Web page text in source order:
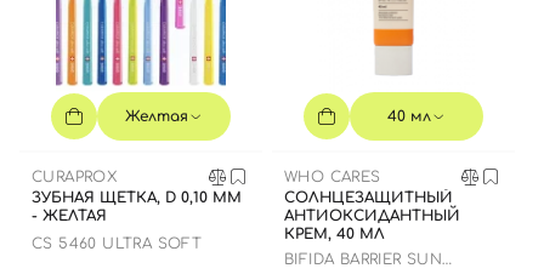
Желтая
CURAPROX
ЗУБНАЯ ЩЕТКА, D 0,10 ММ
- ЖЕЛТАЯ
CS 5460 ULTRA SOFT
40 мл
WHO CARES
СОЛНЦЕЗАЩИТНЫЙ
АНТИОКСИДАНТНЫЙ
КРЕМ, 40 МЛ
BIFIDA BARRIER SUN